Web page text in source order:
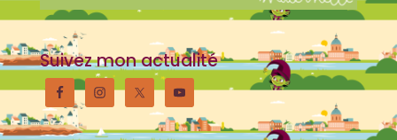
Suivez mon actualité